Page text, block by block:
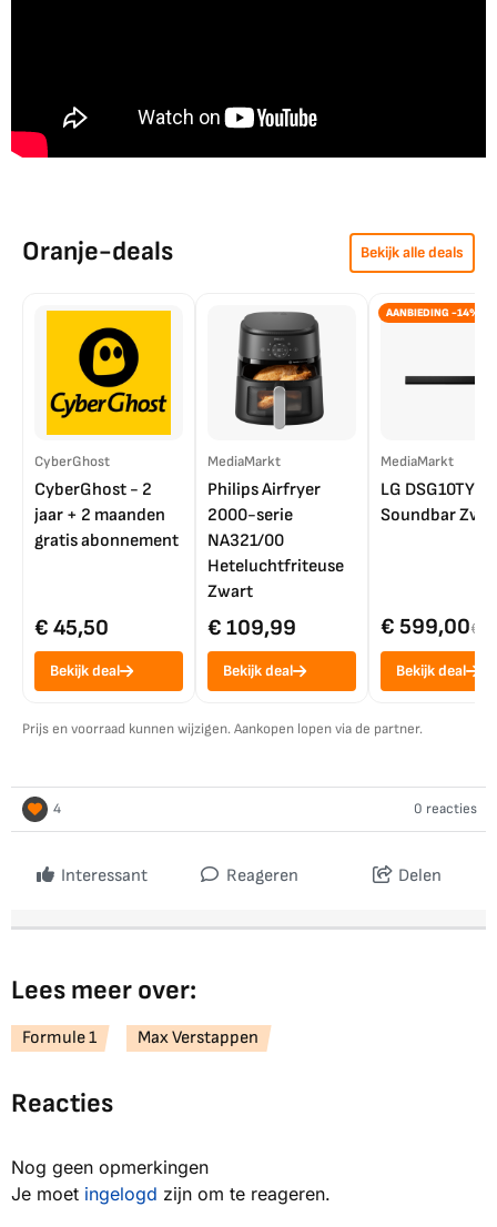
Oranje-deals Bekijk alle deals
CyberGhost
CyberGhost - 2
jaar + 2 maanden
gratis abonnement
€ 45,50
Bekijk deal
MediaMarkt
Philips Airfryer
2000-serie
NA321/00
Heteluchtfriteuse
Zwart
€ 109,99
Bekijk deal
AANBIEDING -14%
MediaMarkt
LG DSG10TY
Soundbar
€ 599,00€
Bekijk deal
Prijs en voorraad kunnen wijzigen. Aankopen lopen via de partner.
4 0 reacties
Interessant Reageren Delen
Lees meer over:
Formule 1 Max Verstappen
Reacties
Nog geen opmerkingen
Je moet ingelogd zijn om te reageren.